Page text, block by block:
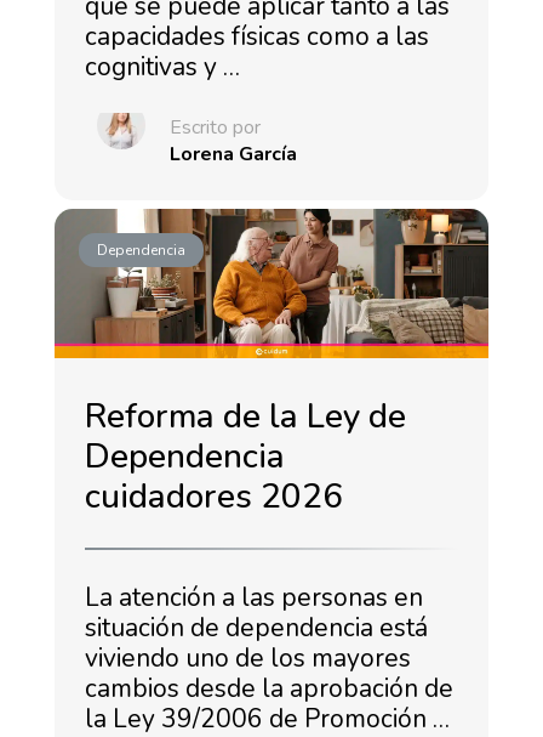
capacidades físicas como a las
cognitivas y …
Escrito por
Lorena García
Dependencia
Reforma de la Ley de
Dependencia
cuidadores 2026
La atención a las personas en
situación de dependencia está
viviendo uno de los mayores
cambios desde la aprobación de
la Ley 39/2006 de Promoción …